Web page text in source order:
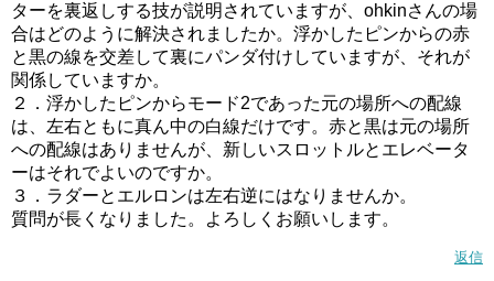
ターを裏返しする技が説明されていますが、ohkinさんの場
合はどのように解決されましたか。浮かしたピンからの赤
と黒の線を交差して裏にパンダ付けしていますが、それが
関係していますか。
２．浮かしたピンからモード2であった元の場所への配線
は、左右ともに真ん中の白線だけです。赤と黒は元の場所
への配線はありませんが、新しいスロットルとエレベータ
ーはそれでよいのですか。
３．ラダーとエルロンは左右逆にはなりませんか。
質問が長くなりました。よろしくお願いします。
返信